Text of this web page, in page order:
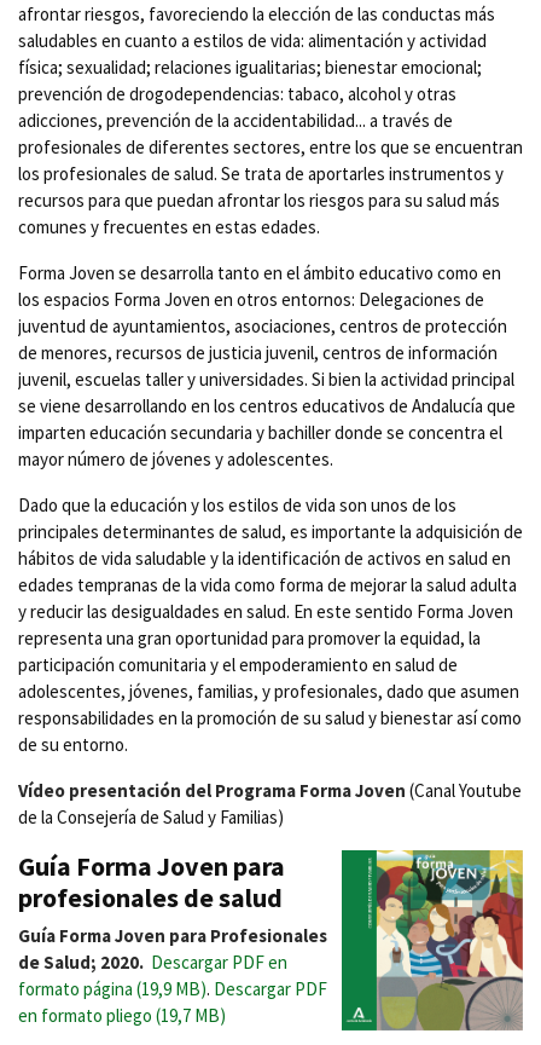
afrontar riesgos, favoreciendo la elección de las conductas más
saludables en cuanto a estilos de vida: alimentación y actividad
física; sexualidad; relaciones igualitarias; bienestar emocional;
prevención de drogodependencias: tabaco, alcohol y otras
adicciones, prevención de la accidentabilidad... a través de
profesionales de diferentes sectores, entre los que se encuentran
los profesionales de salud. Se trata de aportarles instrumentos y
recursos para que puedan afrontar los riesgos para su salud más
comunes y frecuentes en estas edades.
Forma Joven se desarrolla tanto en el ámbito educativo como en
los espacios Forma Joven en otros entornos: Delegaciones de
juventud de ayuntamientos, asociaciones, centros de protección
de menores, recursos de justicia juvenil, centros de información
juvenil, escuelas taller y universidades. Si bien la actividad principal
se viene desarrollando en los centros educativos de Andalucía que
imparten educación secundaria y bachiller donde se concentra el
mayor número de jóvenes y adolescentes.
Dado que la educación y los estilos de vida son unos de los
principales determinantes de salud, es importante la adquisición de
hábitos de vida saludable y la identificación de activos en salud en
edades tempranas de la vida como forma de mejorar la salud adulta
y reducir las desigualdades en salud. En este sentido Forma Joven
representa una gran oportunidad para promover la equidad, la
participación comunitaria y el empoderamiento en salud de
adolescentes, jóvenes, familias, y profesionales, dado que asumen
responsabilidades en la promoción de su salud y bienestar así como
de su entorno.
Vídeo presentación del Programa Forma Joven (Canal Youtube
de la Consejería de Salud y Familias)
Guía Forma Joven para
profesionales de salud
Guía Forma Joven para Profesionales
de Salud; 2020. Descargar PDF en
formato página (19,9 MB). Descargar PDF
en formato pliego (19,7 MB)